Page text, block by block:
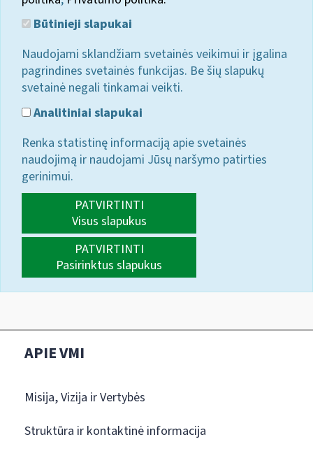
Būtinieji slapukai
Naudojami sklandžiam svetainės veikimui ir įgalina
pagrindines svetainės funkcijas. Be šių slapukų
svetainė negali tinkamai veikti.
Analitiniai slapukai
Renka statistinę informaciją apie svetainės
naudojimą ir naudojami Jūsų naršymo patirties
gerinimui.
PATVIRTINTI
Visus slapukus
PATVIRTINTI
Pasirinktus slapukus
APIE VMI
Misija, Vizija ir Vertybės
Struktūra ir kontaktinė informacija